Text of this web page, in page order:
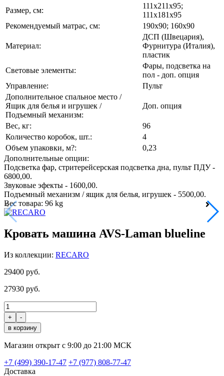
Размер, см:
111х211х95;
111х181х95
Рекомендуемый матрас, см:
190х90; 160х90
Материал:
ДСП (Швецария),
Фурнитура (Италия),
пластик
Световые элементы:
Фары, подсветка на
пол - доп. опция
Управление:
Пульт
Дополнительное спальное место /
Ящик для белья и игрушек /
Подъемный механизм:
Доп. опция
Вес, кг:
96
Количество коробок, шт.:
4
Объем упаковки, м?:
0,23
Дополнительные опции:
Подсветка фар, стритерейсерская подсветка дна, пульт ПДУ -
6800,00.
Звуковые эфекты - 1600,00.
Подъемный механизм / ящик для белья, игрушек - 5500,00.
Вес товара: 96 kg
Кровать машина AVS-Laman blueline
Из коллекции: RECARO
29400 руб.
27930 руб.
+ -
Магазин открыт с 9:00 до 21:00 МСК
+7 (499) 390-17-47 +7 (977) 808-77-47
Доставка